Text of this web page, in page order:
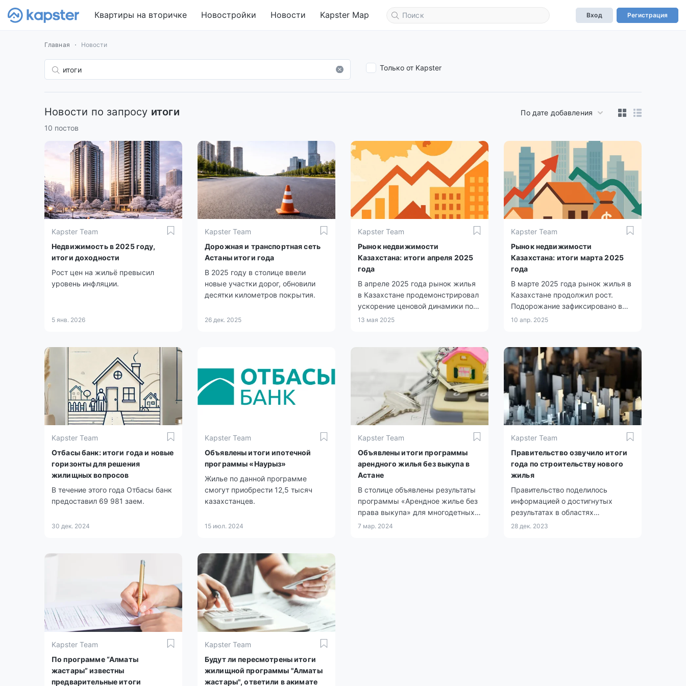
Квартиры на вторичке Новостройки Новости Kapster Map Вход Регистрация
Главная Новости
Только от Kapster
Новости по запросу итоги
По дате добавления
10 постов
Kapster Team
Недвижимость в 2025 году,
итоги доходности
Рост цен на жильё превысил
уровень инфляции.
5 янв. 2026
Kapster Team
Дорожная и транспортная сеть
Астаны итоги года
В 2025 году в столице ввели
новые участки дорог, обновили
десятки километров покрытия.
26 дек. 2025
Kapster Team
Рынок недвижимости
Казахстана: итоги апреля 2025
года
В апреле 2025 года рынок жилья
в Казахстане продемонстрировал
ускорение ценовой динамики по
сравнению с мартом. Согласно
всех сегментах: на первичном и
вторичном рынках, а также в
секторе аренды.
13 мая 2025
Kapster Team
Рынок недвижимости
Казахстана: итоги марта 2025
года
В марте 2025 года рынок жилья в
Казахстане продолжил рост.
Подорожание зафиксировано в
сегменте нового и вторичного
подешевела.
10 апр. 2025
Kapster Team
Отбасы банк: итоги года и новые
горизонты для решения
жилищных вопросов
В течение этого года Отбасы банк
предоставил 69 981 заем.
30 дек. 2024
Kapster Team
Объявлены итоги ипотечной
программы «Наурыз»
Жилье по данной программе
смогут приобрести 12,5 тысяч
казахстанцев.
15 июл. 2024
Kapster Team
Объявлены итоги программы
арендного жилья без выкупа в
Астане
В столице объявлены результаты
программы «Арендное жилье без
права выкупа» для многодетных
семей, детей-сирот и тех, кто
7 мар. 2024
Kapster Team
Правительство озвучило итоги
года по строительству нового
жилья
Правительство поделилось
информацией о достигнутых
результатах в областях
строительства и ЖКХ в
28 дек. 2023
Kapster Team
По программе “Алматы
жастары” известны
предварительные итоги
Kapster Team
Будут ли пересмотрены итоги
жилищной программы "Алматы
жастары", ответили в акимате